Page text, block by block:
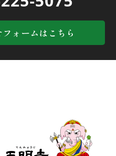
ォームはこちら